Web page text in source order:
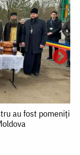
au fost pomeniți